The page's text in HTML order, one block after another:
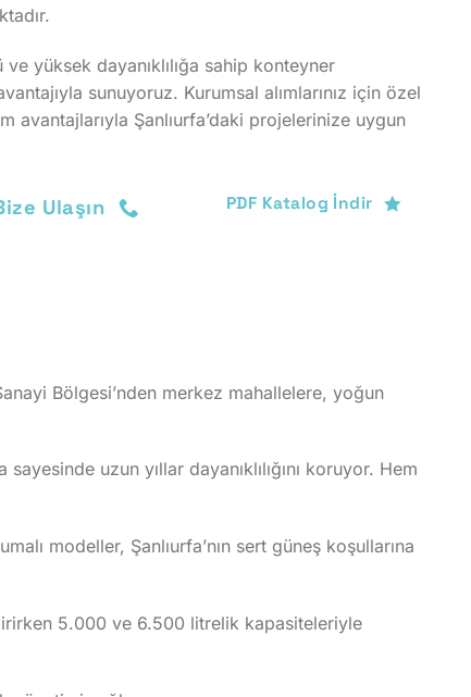
yüksek dayanıklılığa sahip konteyner
sunuyoruz. Kurumsal alımlarınız için özel
avantajlarıyla Şanlıurfa’daki projelerinize uygun
Ulaşın PDF Katalog İndir
Bölgesi’nden merkez mahallelere, yoğun
sayesinde uzun yıllar dayanıklılığını koruyor. Hem
modeller, Şanlıurfa’nın sert güneş koşullarına
5.000 ve 6.500 litrelik kapasiteleriyle